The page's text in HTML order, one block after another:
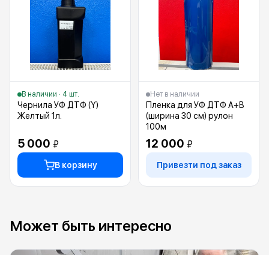
В наличии · 4 шт.
Чернила УФ ДТФ (Y)
Желтый 1л.
5 000 ₽
В корзину
Нет в наличии
Пленка для УФ ДТФ A+B
(ширина 30 см) рулон
100м
12 000 ₽
Привезти под заказ
Может быть интересно